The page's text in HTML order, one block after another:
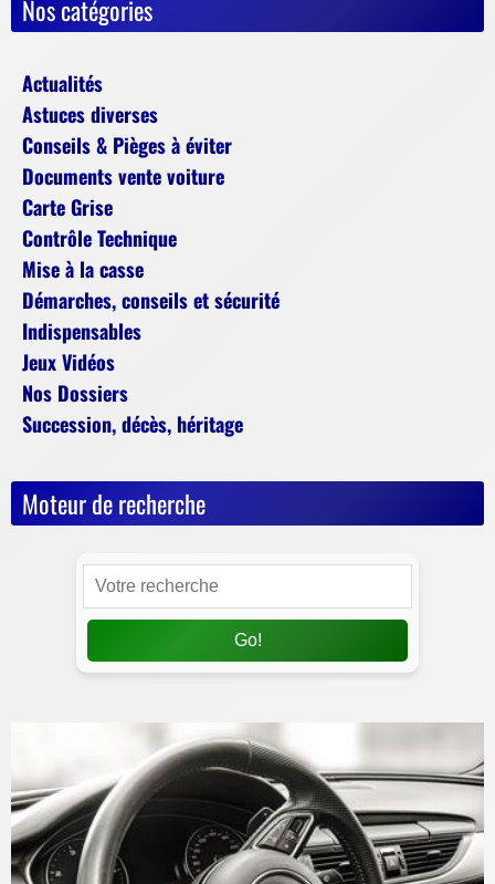
Nos catégories
Actualités
Astuces diverses
Conseils & Pièges à éviter
Documents vente voiture
Carte Grise
Contrôle Technique
Mise à la casse
Démarches, conseils et sécurité
Indispensables
Jeux Vidéos
Nos Dossiers
Succession, décès, héritage
Moteur de recherche
Go!